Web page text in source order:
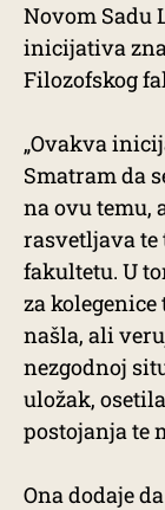
Novom Sadu
inicijativa
Filozofskog
„Ovakva
Smatram da
na ovu temu,
rasvetljava te
fakultetu. U
za kolegenice
našla, ali
nezgodnoj
uložak,
postojanja te
Ona dodaje